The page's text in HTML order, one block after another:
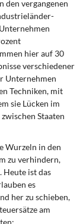
den vergangenen
hier auf 30
verschiedener
Unternehmen
Techniken, mit
sie Lücken im
Staaten
Wurzeln in den
zu verhindern,
Heute ist das
es
her zu schieben,
am